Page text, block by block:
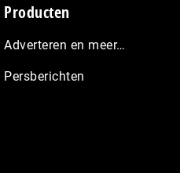
Producten
Adverteren en meer…
Persberichten